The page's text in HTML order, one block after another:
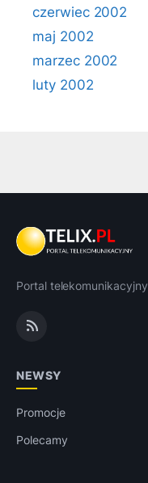
czerwiec 2002
maj 2002
marzec 2002
luty 2002
Portal
NEWSY
Promocje
Polecamy